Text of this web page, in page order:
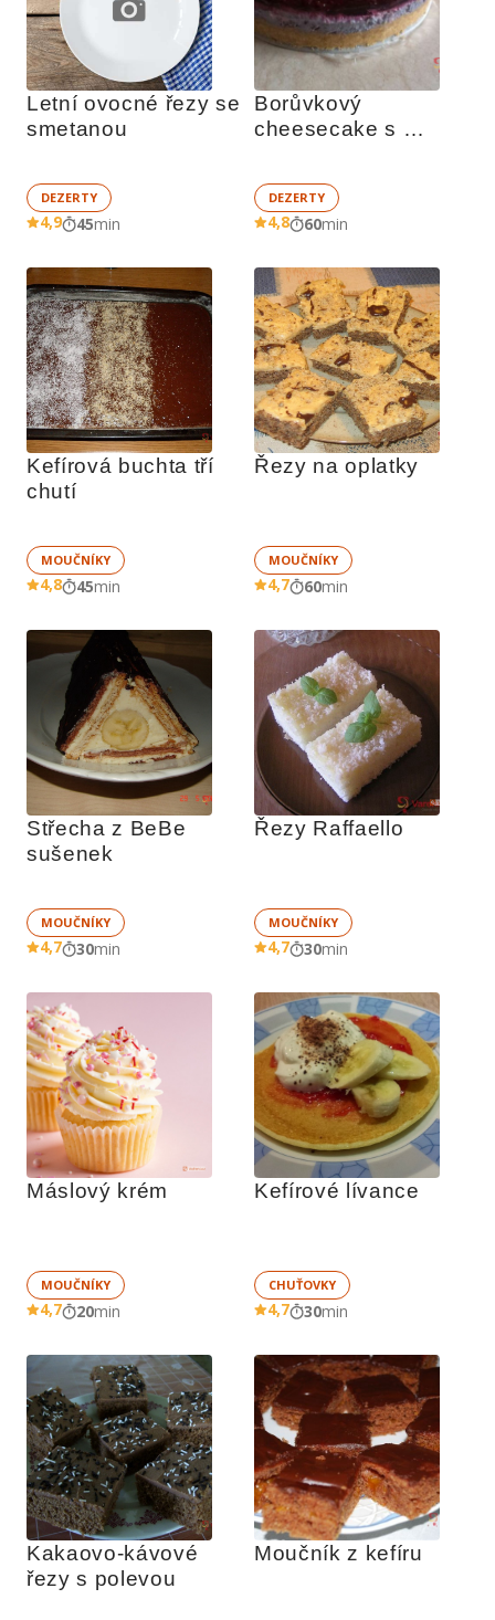
Letní ovocné řezy se
smetanou
DEZERTY
4,9 45min
Borůvkový
cheesecake s
DEZERTY
4,8 60min
Kefírová buchta tří
chutí
MOUČNÍKY
4,8 45min
Řezy na oplatky
MOUČNÍKY
4,7 60min
Střecha z BeBe
sušenek
MOUČNÍKY
4,7 30min
Řezy Raffaello
MOUČNÍKY
4,7 30min
Máslový krém
MOUČNÍKY
4,7 20min
Kefírové lívance
CHUŤOVKY
4,7 30min
Kakaovo-kávové
řezy s polevou
Moučník z kefíru